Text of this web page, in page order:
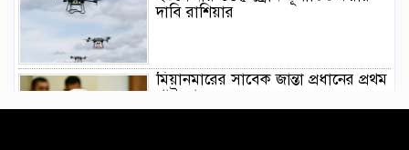
দাবি রাশিয়ার
মিয়ানমারের সাবেক জান্তা প্রধানের প্রথম
থাইল্যান্ড সফর